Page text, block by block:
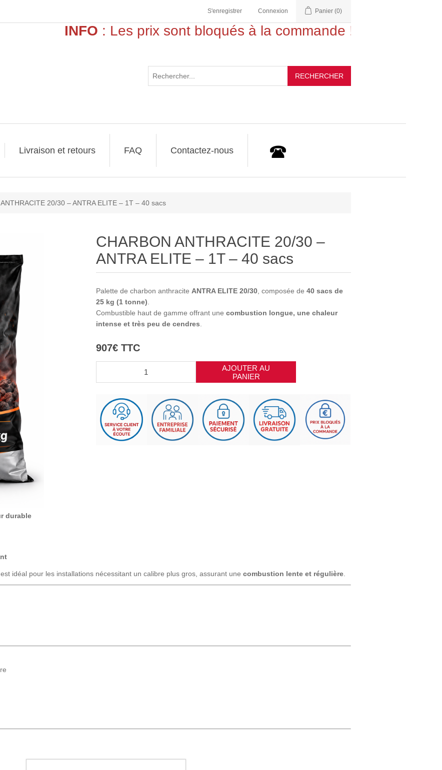
S'enregistrer Connexion Panier (0)
INFO: Les prix sont bloqués à la commande !
RECHERCHER
Livraison et retours FAQ Contactez-nous Appelez-nous
20/30 – ANTRA ELITE – 1T – 40 sacs
CHARBON ANTHRACITE 20/30 –
ANTRA ELITE – 1T – 40 sacs
Palette de charbon anthracite ANTRA ELITE 20/30 , composée de40 sacs de
25 kg (1 tonne)
Combustible haut de gamme offrant unecombustion longue, une chaleur
intense et très peu de cendres
907€ TTC
AJOUTER AU
PANIER
durable
est idéal pour les installations nécessitant un calibre plus gros, assurant une combustion lente et régulière